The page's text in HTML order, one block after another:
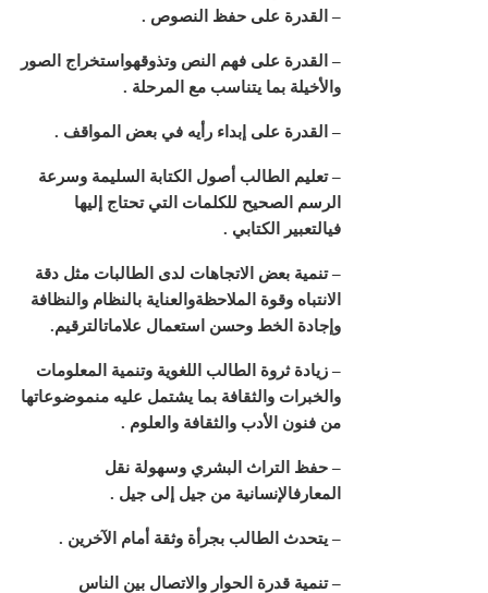
– القدرة على حفظ النصوص .
– القدرة على فهم النص وتذوقهواستخراج الصور
والأخيلة بما يتناسب مع المرحلة .
– القدرة على إبداء رأيه في بعض المواقف .
– تعليم الطالب أصول الكتابة السليمة وسرعة
الرسم الصحيح للكلمات التي تحتاج إليها
فيالتعبير الكتابي .
– تنمية بعض الاتجاهات لدى الطالبات مثل دقة
الانتباه وقوة الملاحظةوالعناية بالنظام والنظافة
وإجادة الخط وحسن استعمال علاماتالترقيم.
– زيادة ثروة الطالب اللغوية وتنمية المعلومات
والخبرات والثقافة بما يشتمل عليه منموضوعاتها
من فنون الأدب والثقافة والعلوم .
– حفظ التراث البشري وسهولة نقل
المعارفالإنسانية من جيل إلى جيل .
– يتحدث الطالب بجرأة وثقة أمام الآخرين .
– تنمية قدرة الحوار والاتصال بين الناس